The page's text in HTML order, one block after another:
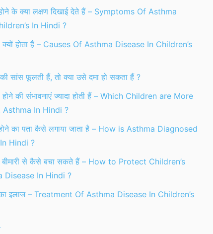
के क्या लक्षण दिखाई देते हैं – Symptoms Of Asthma
In Hindi ?
क्यों होता हैं – Causes Of Asthma Disease In Children’s
सांस फूलती हैं, तो क्या उसे दमा हो सकता हैं ?
होने की संभावनाएं ज्यादा होती हैं – Which Children are More
In Hindi ?
का पता कैसे लगाया जाता है – How is Asthma Diagnosed
Hindi ?
बीमारी से कैसे बचा सकते हैं – How to Protect Children’s
Disease In Hindi ?
इलाज – Treatment Of Asthma Disease In Children’s